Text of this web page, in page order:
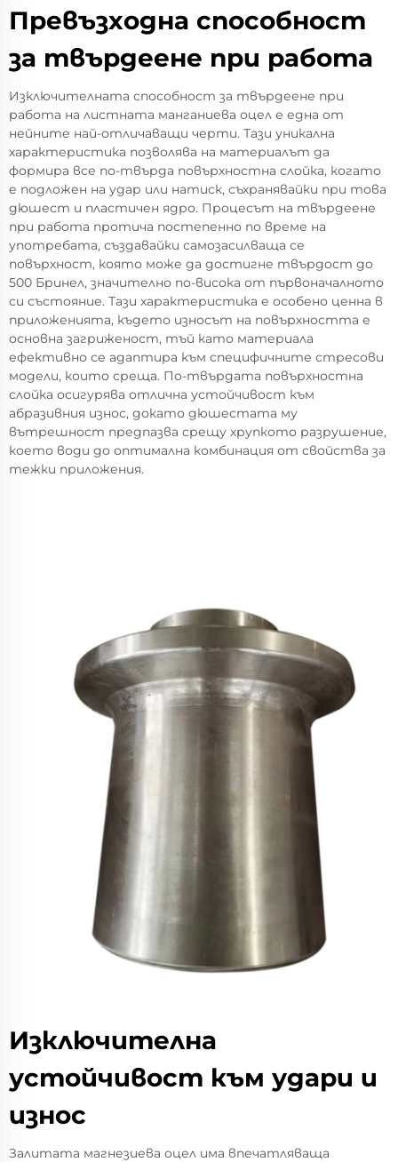
Превъзходна способност
за твърдеене при работа
Изключителната способност за твърдеене при
работа на листната манганиева оцел е една от
нейните най-отличаващи черти. Тази уникална
характеристика позволява на материалът да
формира все по-твърда повърхностна слойка, когато
е подложен на удар или натиск, съхранявайки при това
дюшест и пластичен ядро. Процесът на твърдеене
при работа протича постепенно по време на
употребата, създавайки самозасилваща се
повърхност, която може да достигне твърдост до
500 Бринел, значително по-висока от първоначалното
си състояние. Тази характеристика е особено ценна в
приложенията, където износът на повърхността е
основна загриженост, тъй като материала
ефективно се адаптира към специфичните стресови
модели, които среща. По-твърдата повърхностна
слойка осигурява отлична устойчивост към
абразивния износ, докато дюшестата му
вътрешност предпазва срещу хрупкото разрушение,
което води до оптимална комбинация от свойства за
тежки приложения.
Изключителна
устойчивост към удари и
износ
Залитата магнезиева оцел има впечатляваща